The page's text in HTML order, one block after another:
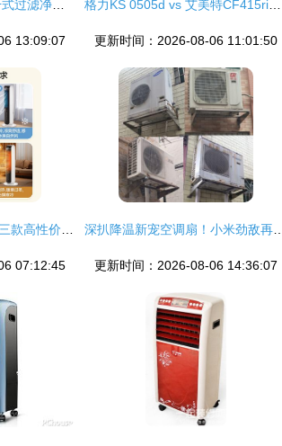
13:09:07 更新时间：2026-08-06 11:01:50
07:12:45 更新时间：2026-08-06 14:36:07